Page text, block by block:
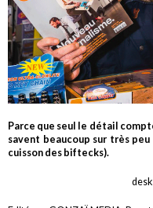
Parce que seul le détail
savent beaucoup sur très
cuisson des biftecks).